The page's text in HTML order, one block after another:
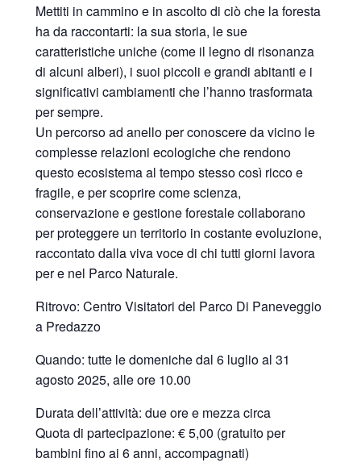
Mettiti in cammino e in ascolto di ciò che la foresta
ha da raccontarti: la sua storia, le sue
caratteristiche uniche (come il legno di risonanza
di alcuni alberi), i suoi piccoli e grandi abitanti e i
significativi cambiamenti che l’hanno trasformata
per sempre.
Un percorso ad anello per conoscere da vicino le
complesse relazioni ecologiche che rendono
questo ecosistema al tempo stesso così ricco e
fragile, e per scoprire come scienza,
conservazione e gestione forestale collaborano
per proteggere un territorio in costante evoluzione,
raccontato dalla viva voce di chi tutti giorni lavora
per e nel Parco Naturale.
Ritrovo: Centro Visitatori del Parco Di Paneveggio
a Predazzo
Quando: tutte le domeniche dal 6 luglio al 31
agosto 2025, alle ore 10.00
Durata dell’attività: due ore e mezza circa
Quota di partecipazione: € 5,00 (gratuito per
bambini fino ai 6 anni, accompagnati)